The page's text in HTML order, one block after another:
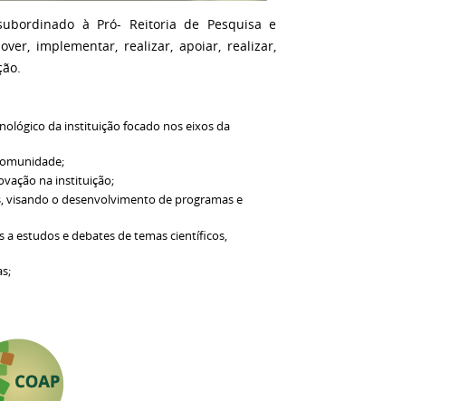
à Pró- Reitoria de Pesquisa e
implementar, realizar, apoiar, realizar,
da instituição focado nos eixos da
na instituição;
visando o desenvolvimento de programas e
a estudos e debates de temas científicos,